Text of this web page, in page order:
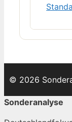
© 2026
Sonderanalyse